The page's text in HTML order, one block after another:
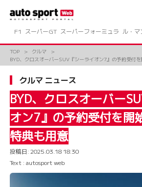
ツ
キ
F1 スーパーGT スーパーフォーミュラ ル・
TOP
クルマ
BYD、クロスオーバーSUV『シーライオン7』の予約受付
クルマ ニュース
BYD、クロスオーバー
オン7』の予約受付を開
特典も用意
投稿日: 2025.03.18 18:30
Text : autosport web